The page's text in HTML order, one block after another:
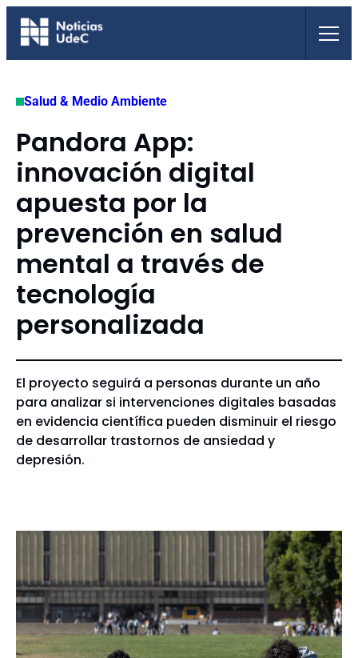
Saltar
Salud & Medio Ambiente
Pandora App:
innovación digital
apuesta por la
prevención en salud
mental a través de
tecnología
personalizada
El proyecto seguirá a personas durante un año
para analizar si intervenciones digitales basadas
en evidencia científica pueden disminuir el riesgo
de desarrollar trastornos de ansiedad y
depresión.